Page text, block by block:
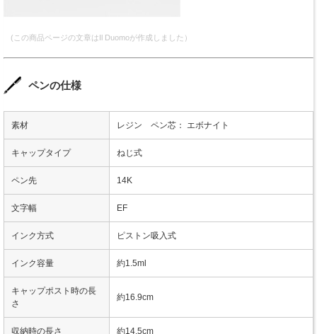
(この商品ページの文章はIl Duomoが作成しました）
ペンの仕様
素材 レジン ペン芯： エボナイト
キャップタイプ ねじ式
ペン先 14K
文字幅 EF
インク方式 ピストン吸入式
インク容量 約1.5ml
キャップポスト時の長
さ
約16.9cm
収納時の長さ 約14.5cm